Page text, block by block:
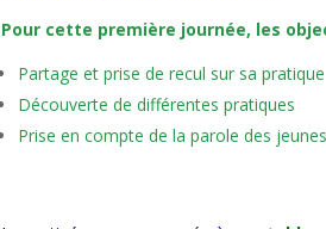
Pour cette première journée, les
Partage et prise de recul sur sa pratique
Découverte de différentes pratiques
Prise en compte de la parole des jeunes